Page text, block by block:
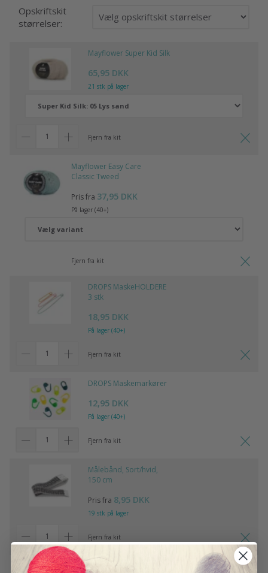
Opskriftskit
størrelser:
Mayflower Super Kid Silk
65,95 DKK
21 stk på lager
Fjern fra kit
Mayflower Easy Care
Classic Tweed
Pris fra 37,95 DKK
På lager (40+)
Fjern fra kit
DROPS MaskeHOLDERE
3 stk
18,95 DKK
På lager (40+)
Fjern fra kit
DROPS Maskemarkører
12,95 DKK
På lager (40+)
Fjern fra kit
Målebånd, Sort/hvid,
150 cm
Pris fra 8,95 DKK
19 stk på lager
Fjern fra kit
Tilføj alle til kurven